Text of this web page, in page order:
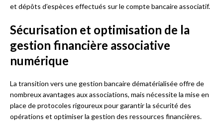
et dépôts d’espèces effectués sur le compte bancaire associatif.
Sécurisation et optimisation de la
gestion financière associative
numérique
La transition vers une gestion bancaire dématérialisée offre de
nombreux avantages aux associations, mais nécessite la mise en
place de protocoles rigoureux pour garantir la sécurité des
opérations et optimiser la gestion des ressources financières.